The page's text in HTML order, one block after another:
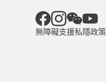
無障礙支援私隱政策